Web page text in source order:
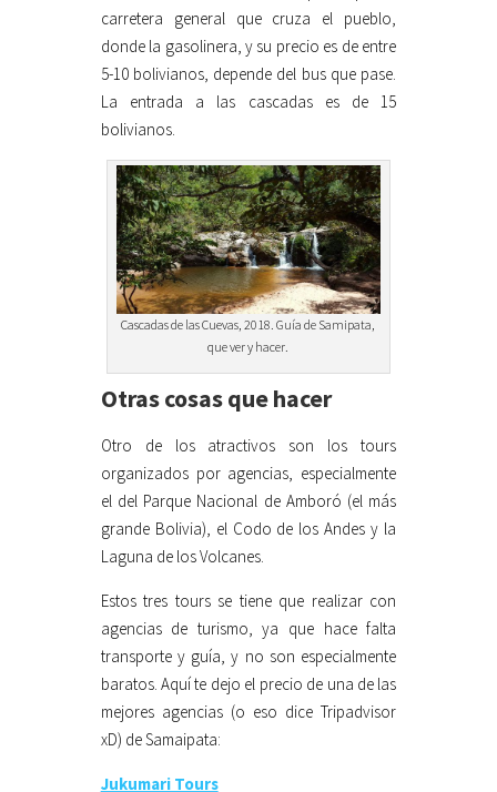
carretera general que cruza el pueblo,
donde la gasolinera, y su precio es de entre
5-10 bolivianos, depende del bus que pase.
La entrada a las cascadas es de 15
bolivianos.
Cascadas de las Cuevas, 2018. Guía de Samipata,
que ver y hacer.
Otras cosas que hacer
Otro de los atractivos son los tours
organizados por agencias, especialmente
el del Parque Nacional de Amboró (el más
grande Bolivia), el Codo de los Andes y la
Laguna de los Volcanes.
Estos tres tours se tiene que realizar con
agencias de turismo, ya que hace falta
transporte y guía, y no son especialmente
baratos. Aquí te dejo el precio de una de las
mejores agencias (o eso dice Tripadvisor
xD) de Samaipata:
Jukumari Tours